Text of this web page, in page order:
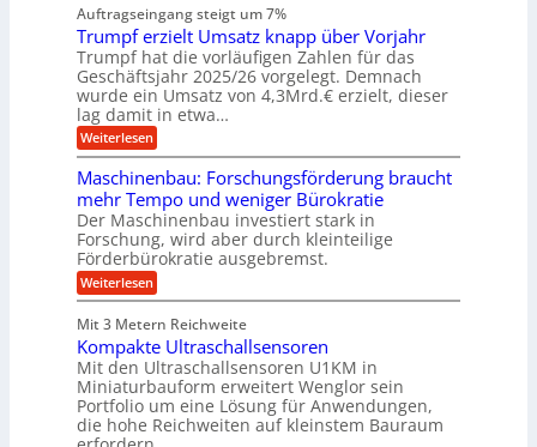
e
n
b
a
u
a
u
f
e
n
f
ü
h
r
u
n
g
e
n
B
S
C
L
w
e
i
t
e
r
e
n
t
w
i
r
t
u
n
g
s
r
e
e
s
H
y
b
r
i
d
-
u
g
e
l
a
Auftragseingang steigt um 7%
Trumpf erzielt Umsatz knapp über Vorjahr
Trumpf hat die vorläufigen Zahlen für das
Geschäftsjahr 2025/26 vorgelegt. Demnach
wurde ein Umsatz von 4,3Mrd.€ erzielt, dieser
lag damit in etwa…
Weiterlesen:
T
u
m
p
f
e
r
z
i
e
t
U
m
s
a
t
Maschinenbau: Forschungsförderung braucht
mehr Tempo und weniger Bürokratie
Der Maschinenbau investiert stark in
Forschung, wird aber durch kleinteilige
Förderbürokratie ausgebremst.
Weiterlesen:
M
s
c
h
i
n
e
n
Mit 3 Metern Reichweite
Kompakte Ultraschallsensoren
Mit den Ultraschallsensoren U1KM in
Miniaturbauform erweitert Wenglor sein
Portfolio um eine Lösung für Anwendungen,
die hohe Reichweiten auf kleinstem Bauraum